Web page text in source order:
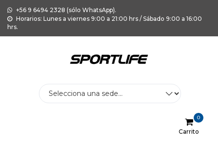
+56 9 6494 2328 (sólo WhatsApp).
Horarios: Lunes a viernes 9:00 a 21:00 hrs / Sábado 9:00 a 16:00
hrs.
Carrito
0